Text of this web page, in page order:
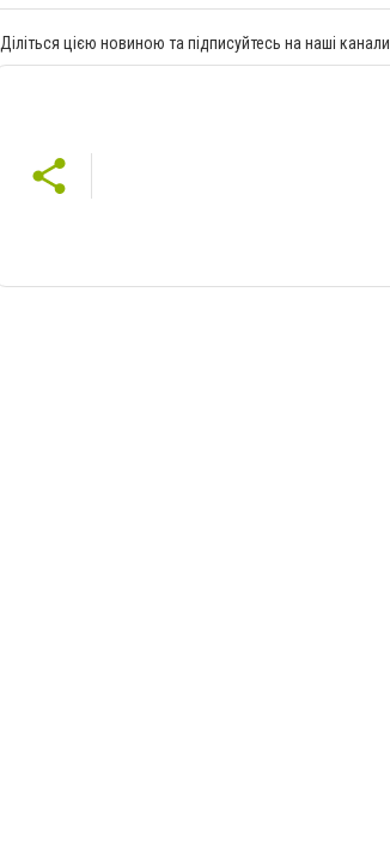
Діліться цією новиною та підписуйтесь на наші канали